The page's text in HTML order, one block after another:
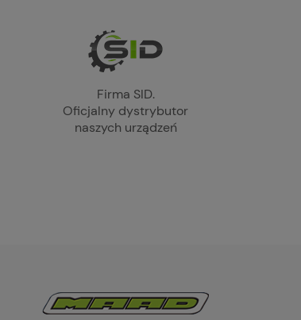
Firma SID.
Oficjalny dystrybutor
naszych urządzeń